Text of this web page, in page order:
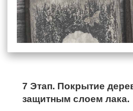
7 Этап. Покрытие
защитным слоем лака.